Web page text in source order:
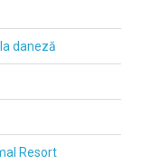
daneză
Resort